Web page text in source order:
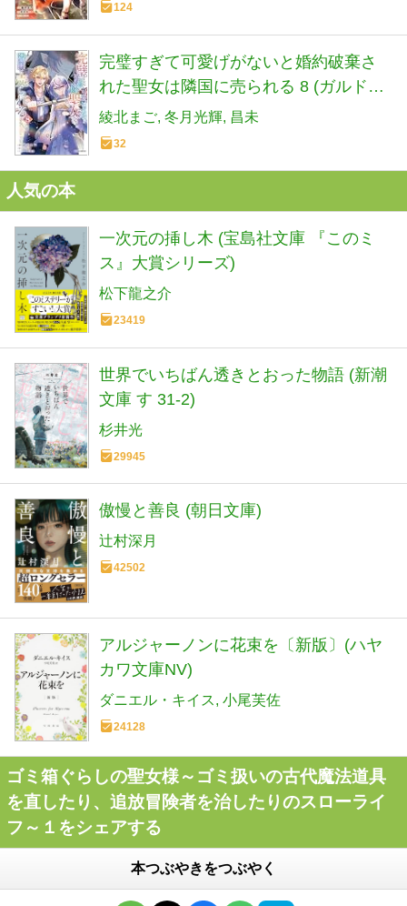
124
完璧すぎて可愛げがないと婚約破棄さ
れた聖女は隣国に売られる 8 (ガルドコ
ミックス)
綾北まご 冬月光輝 昌未
32
人気の本
一次元の挿し木 (宝島社文庫 『このミ
ス』大賞シリーズ)
松下龍之介
23419
世界でいちばん透きとおった物語 (新潮
文庫 す 31-2)
杉井光
29945
傲慢と善良 (朝日文庫)
辻村深月
42502
アルジャーノンに花束を〔新版〕(ハヤ
カワ文庫NV)
ダニエル・キイス 小尾芙佐
24128
ゴミ箱ぐらしの聖女様～ゴミ扱いの古代魔法道具
を直したり、追放冒険者を治したりのスローライ
フ～１をシェアする
本つぶやきをつぶやく